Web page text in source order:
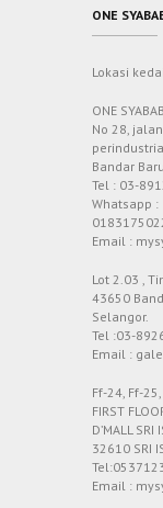
ONE
Lokasi
ONE
No 28,
Bandar
Tel : 03-
Whatsapp :
Email :
Lot 2.03 ,
43650
Selangor.
Tel :03-
Email :
Ff-24, Ff-
FIRST
D’MALL SRI
32610 SRI
Email :